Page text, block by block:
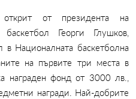
от президента на
Георги Глушков,
в Националната баскетболна
на първите три места в
награден фонд от 3000 лв.,
награди. Най-добрите